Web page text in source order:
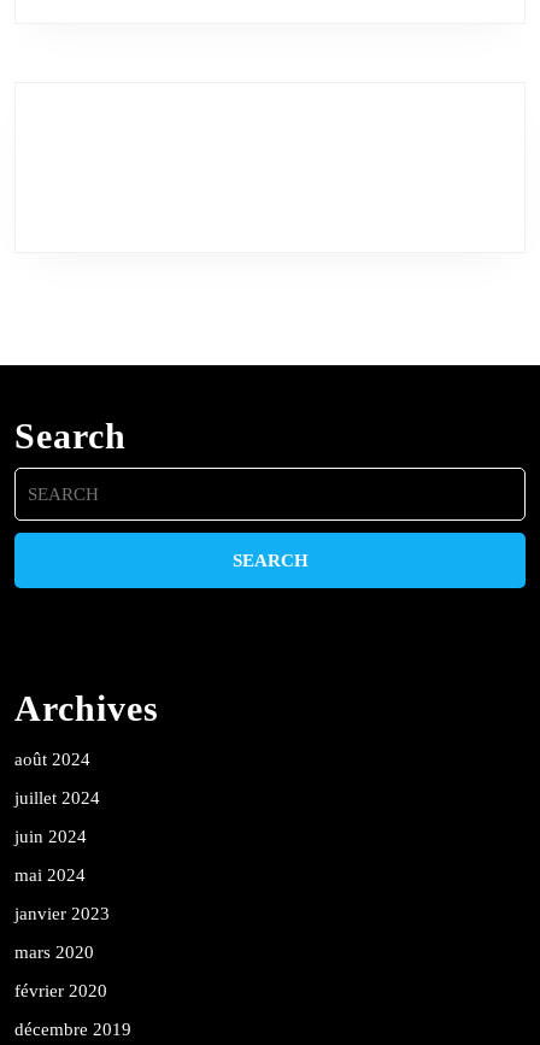
Search
Search
for:
Archives
août 2024
juillet 2024
juin 2024
mai 2024
janvier 2023
mars 2020
février 2020
décembre 2019